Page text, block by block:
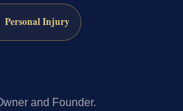
Personal Injury
and Founder.